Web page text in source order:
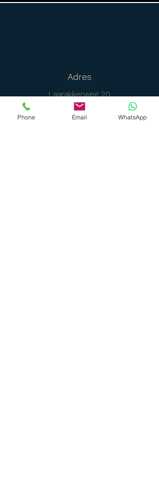
Adres
Laarakkerweg 20
5061 JR
Oisterwijk
Phone Email WhatsApp